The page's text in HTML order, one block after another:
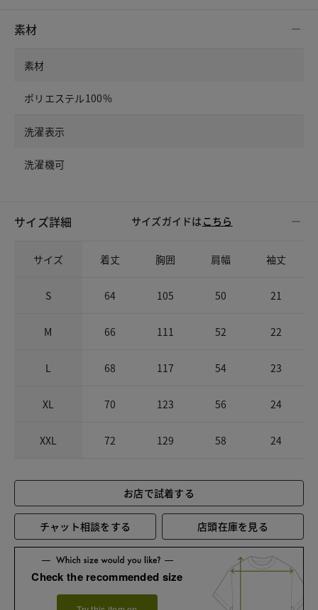
素材
素材
ポリエステル100%
洗濯表示
洗濯機可
サイズ詳細 サイズガイドは こちら
サイズ 着丈 胸囲 肩幅 袖丈
S 64 105 50 21
M 66 111 52 22
L 68 117 54 23
XL 70 123 56 24
XXL 72 129 58 24
お店で試着する
チャット相談をする 店頭在庫を見る
Check the recommended size